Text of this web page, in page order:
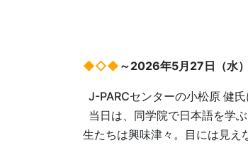
◆◇◆ ～2026年5月27日（水
J-PARCセンターの小松原 健
当日は、同学院で日本語を学
生たちは興味津々。目には見え